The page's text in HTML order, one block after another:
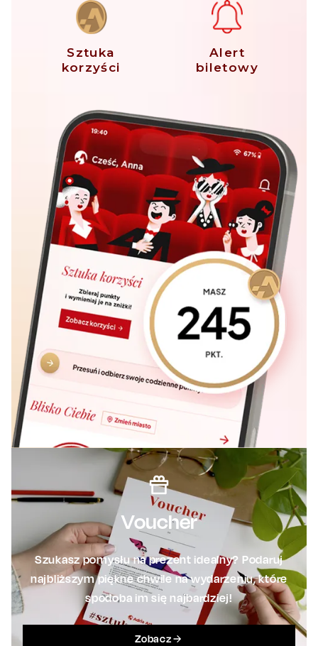
Sztuka
korzyści
Alert
biletowy
Voucher
Szukasz pomysłu na prezent idealny? Podaruj
najbliższym piękne chwile na wydarzeniu, które
spodoba im się najbardziej!
Zobacz